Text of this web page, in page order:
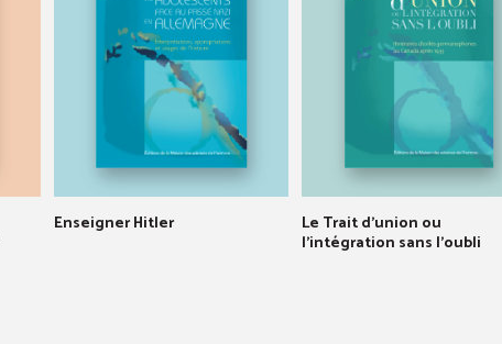
Enseigner Hitler Le Trait d'union ou
l'intégration sans l'oubli